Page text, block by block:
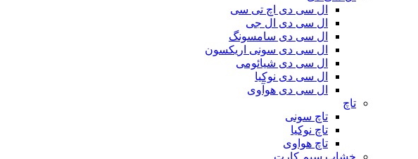
ال سی دی اچ تی سی
ال سی دی ال جی
ال سی دی سامسونگ
ال سی دی سونی اریکسون
ال سی دی شیائومی
ال سی دی نوکیا
ال سی دی هوآوی
تاچ
تاچ سونی
تاچ نوکیا
تاچ هواوی
خشاب سیم کارت